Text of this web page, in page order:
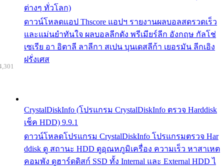
ต่างๆ ทั่วโลก)
ดาวน์โหลดแอป Thscore แอปฯ รายงานผลบอลสดรวดเร็ว
และแม่นยำทันใจ ผลบอลลีกดัง พรีเมียร์ลีก อังกฤษ กัลโช่
เซเรีย อา อิตาลี ลาลีกา สเปน บุนเดสลีก้า เยอรมัน ลีกเอิง
ฝรั่งเศส
CrystalDiskInfo (โปรแกรม CrystalDiskInfo ตรวจ Harddisk
เช็ค HDD) 9.9.1
ดาวน์โหลดโปรแกรม CrystalDiskInfo โปรแกรมตรวจ Har
ddisk ดู สถานะ HDD ดูอุณหภูมิเครื่อง ความเร็ว หาสาเหต
คอมพัง ดูฮาร์ดดิสก์ SSD ทั้ง Internal และ External HDD ไ